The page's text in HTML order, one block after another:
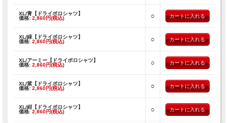
XL/青【ドライポロシャツ】
価格: 2,860円(税込) ○
XL/緑【ドライポロシャツ】
価格: 2,860円(税込) ○
XL/アーミー【ドライポロシャツ】
価格: 2,860円(税込) ○
XL/紫【ドライポロシャツ】
価格: 2,860円(税込) ○
XL/紺【ドライポロシャツ】
価格:2,860円(税込) ○